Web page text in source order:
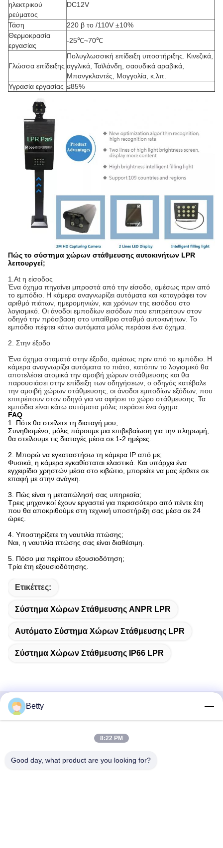
ηλεκτρικού
ρεύματος
DC12V
Τάση
220 β το /110V ±10%
Θερμοκρασία
εργασίας
-25℃~70℃
Γλώσσα επίδειξης
Πολυγλωσσική επίδειξη υποστήριξης. Κινεζικά,
αγγλικά, Ταϊλάνδη, σαουδικά αραβικά,
Μπανγκλαντές, Μογγολία, κ.λπ.
Υγρασία εργασίας ≤85%
Πώς το σύστημα χώρων στάθμευσης αυτοκινήτων LPR
λειτουργεί;
1.At η είσοδος
Ένα όχημα πηγαίνει μπροστά από την είσοδο, αμέσως πριν από
το εμπόδιο. Η κάμερα αναγνωρίζει αυτόματα και καταγράφει τον
αριθμό πιάτων, ημερομηνιών, και χρόνων της εισόδου στο
λογισμικό. Οι άνοδοι εμποδίων εισόδων που επιτρέπουν στον
οδηγό την πρόσβαση στο υπαίθριο σταθμό αυτοκινήτων. Το
εμπόδιο πέφτει κάτω αυτόματα μόλις περάσει ένα όχημα.
2. Στην έξοδο
Ένα όχημα σταματά στην έξοδο, αμέσως πριν από το εμπόδιο. Η
κάμερα αναγνωρίζει αυτόματα το πιάτο, κατόπιν το λογισμικό θα
αποτελέσει ατομικά την αμοιβή χώρων στάθμευσης και θα
παρουσιάσει στην επίδειξη των οδηγήσεων, ο οδηγός κατέβαλε
την αμοιβή χώρων στάθμευσης, οι άνοδοι εμποδίων εξόδων, που
επιτρέπουν στον οδηγό για να αφήσει το χώρο στάθμευσης. Τα
εμπόδια είναι κάτω αυτόματα μόλις περάσει ένα όχημα.
FAQ
1. Πότε θα στείλετε τη διαταγή μου;
Συνηθισμένο, μόλις πάρουμε μια επιβεβαίωση για την πληρωμή,
θα στείλουμε τις διαταγές μέσα σε 1-2 ημέρες.
2. Μπορώ να εγκαταστήσω τη κάμερα IP από με;
Φυσικά, η κάμερα εγκαθίσταται ελαστικά. Και υπάρχει ένα
εγχειρίδιο χρηστών μέσα στο κιβώτιο, μπορείτε να μας έρθετε σε
επαφή με στην ανάγκη.
3. Πώς είναι η μεταπώλησή σας υπηρεσία;
Τρεις μηχανικοί έχουν εργαστεί για περισσότερο από πέντε έτη
που θα αποκριθούμε στη τεχνική υποστήριξη σας μέσα σε 24
ώρες.
4. Υποστηρίζετε τη ναυτιλία πτώσης;
Ναι, η ναυτιλία πτώσης σας είναι διαθέσιμη.
5. Πόσο μια περίπου εξουσιοδότηση;
Τρία έτη εξουσιοδότησης.
Ετικέττες:
Σύστημα Χώρων Στάθμευσης ANPR LPR
Αυτόματο Σύστημα Χώρων Στάθμευσης LPR
Σύστημα Χώρων Στάθμευσης IP66 LPR
Γρήγορη επικοινωνία
Guangdong, Κίνα
Betty
8:22 PM
Good day, what product are you looking for?